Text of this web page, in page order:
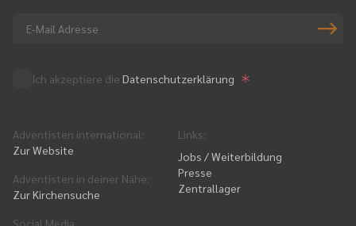
Ich akzeptiere die Datenschutzerklärung
Adventisten international:
Zur Website
Adventisten in deiner Nähe:
Zur Kirchensuche
Social Media
Links:
Jobs / Weiterbildung
Presse
Zentrallager